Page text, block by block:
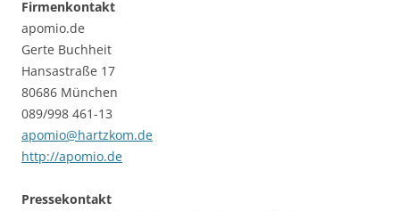
Firmenkontakt
apomio.de
Gerte Buchheit
Hansastraße 17
80686 München
089/998 461-13
apomio@hartzkom.de
http://apomio.de
Pressekontakt